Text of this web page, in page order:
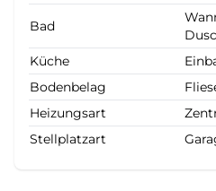
Bad
Küche
Bodenbelag
Heizungsart
Stellplatzart